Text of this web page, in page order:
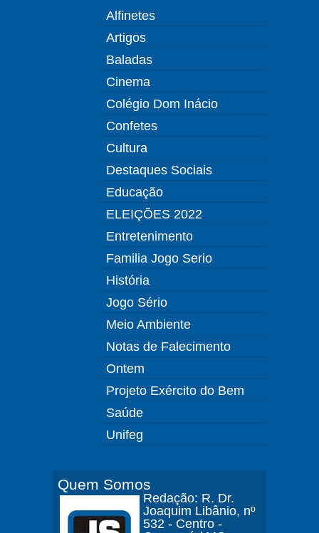
Alfinetes
Artigos
Baladas
Cinema
Colégio Dom Inácio
Confetes
Cultura
Destaques Sociais
Educação
ELEIÇÕES 2022
Entretenimento
Familia Jogo Serio
História
Jogo Sério
Meio Ambiente
Notas de Falecimento
Ontem
Projeto Exército do Bem
Saúde
Unifeg
Quem Somos
Redação: R. Dr.
Joaquim Libânio, nº
532 - Centro -